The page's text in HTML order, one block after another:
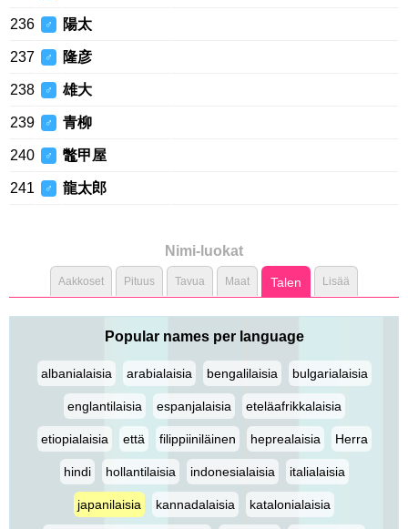
236 ♂ 陽太
237 ♂ 隆彦
238 ♂ 雄大
239 ♂ 青柳
240 ♂ 鼈甲屋
241 ♂ 龍太郎
Nimi-luokat
Aakkoset Pituus Tavua Maat Talen Lisää
Popular names per language
albanialaisia arabialaisia bengalilaisia bulgarialaisia
englantilaisia espanjalaisia eteläafrikkalaisia
etiopialaisia että filippiiniläinen heprealaisia Herra
hindi hollantilaisia indonesialaisia italialaisia
japanilaisia kannadalaisia katalonialaisia